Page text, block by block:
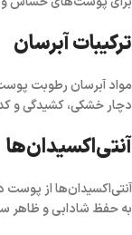
ترکیبات آبرسان
مواد آبرسان رطوبت
دچار خشکی، کشیدگی و
آنتی‌اکسیدان‌ها
آنتی‌اکسیدان‌ها از پوست
به حفظ شادابی و ظاهر